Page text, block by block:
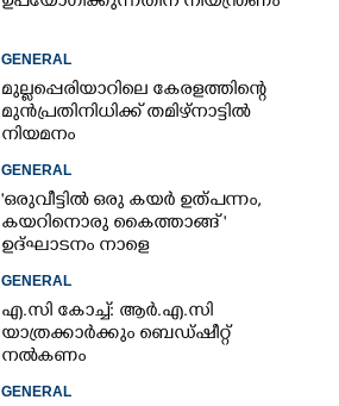
GENERAL
മുല്ലപ്പെരിയാറിലെ കേരളത്തിന്റെ
മുൻപ്രതിനിധിക്ക് തമിഴ്നാട്ടിൽ
നിയമനം
GENERAL
'ഒരുവീട്ടിൽ ഒരു കയർ ഉത്പന്നം,
കയറിനൊരു കൈത്താങ്ങ് '
ഉദ്ഘാടനം നാളെ
GENERAL
എ.സി കോച്ച്: ആർ.എ.സി
യാത്രക്കാർക്കും ബെഡ്ഷീറ്റ്
നൽകണം
GENERAL